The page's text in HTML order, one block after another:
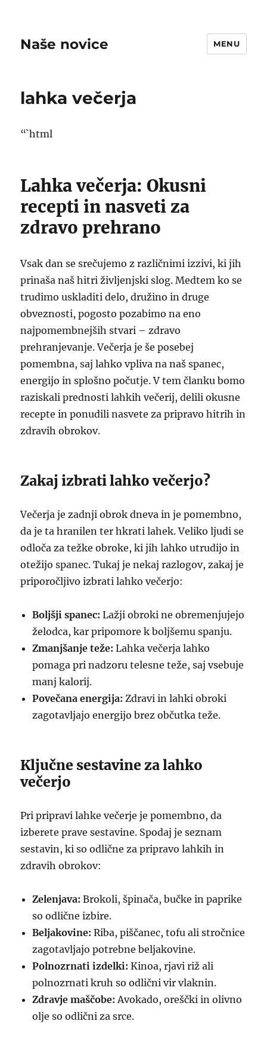
Naše novice MENU
lahka večerja
“`html
Lahka večerja: Okusni
recepti in nasveti za
zdravo prehrano
Vsak dan se srečujemo z različnimi izzivi, ki jih
prinaša naš hitri življenjski slog. Medtem ko se
trudimo uskladiti delo, družino in druge
obveznosti, pogosto pozabimo na eno
najpomembnejših stvari – zdravo
prehranjevanje. Večerja je še posebej
pomembna, saj lahko vpliva na naš spanec,
energijo in splošno počutje. V tem članku bomo
raziskali prednosti lahkih večerij, delili okusne
recepte in ponudili nasvete za pripravo hitrih in
zdravih obrokov.
Zakaj izbrati lahko večerjo?
Večerja je zadnji obrok dneva in je pomembno,
da je ta hranilen ter hkrati lahek. Veliko ljudi se
odloča za težke obroke, ki jih lahko utrudijo in
otežijo spanec. Tukaj je nekaj razlogov, zakaj je
priporočljivo izbrati lahko večerjo:
Boljšji spanec: Lažji obroki ne obremenjujejo
želodca, kar pripomore k boljšemu spanju.
Zmanjšanje teže: Lahka večerja lahko
pomaga pri nadzoru telesne teže, saj vsebuje
manj kalorij.
Povečana energija: Zdravi in lahki obroki
zagotavljajo energijo brez občutka teže.
Ključne sestavine za lahko
večerjo
Pri pripravi lahke večerje je pomembno, da
izberete prave sestavine. Spodaj je seznam
sestavin, ki so odlične za pripravo lahkih in
zdravih obrokov:
Zelenjava: Brokoli, špinača, bučke in paprike
so odlične izbire.
Beljakovine: Riba, piščanec, tofu ali stročnice
zagotavljajo potrebne beljakovine.
Polnozrnati izdelki: Kinoa, rjavi riž ali
polnozrnati kruh so odlični vir vlaknin.
Zdravje maščobe: Avokado, oreščki in olivno
olje so odlični za srce.